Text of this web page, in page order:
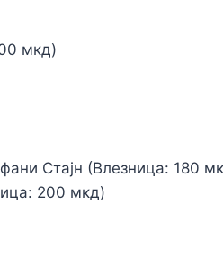
мкд)
Стајн (Влезница: 180
200 мкд)